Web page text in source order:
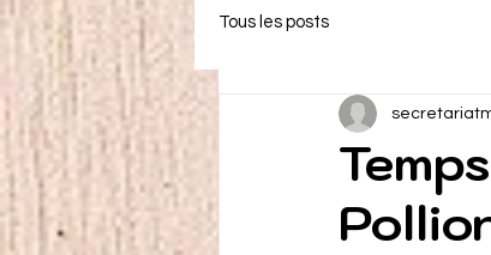
Tous les posts